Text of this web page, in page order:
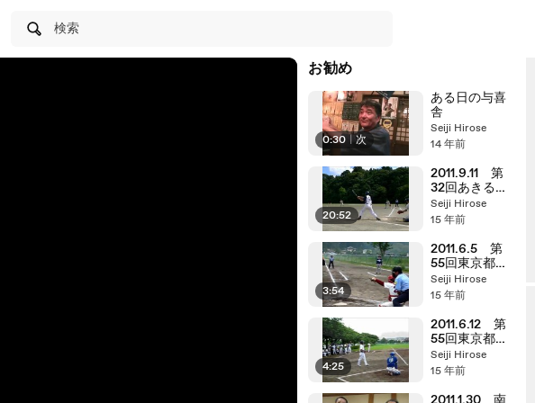
検索
お勧め
0:30 | 次
ある日の与喜
舎
Seiji Hirose
14 年前
20:52
2011.9.11 第
32回あきる野
市秋季大会
親和クラブvs
Seiji Hirose
15 年前
3:54
2011.6.5 第
55回東京都一
般社会人春季
大会 初日
Seiji Hirose
15 年前
4:25
2011.6.12 第
55回東京都一
般社会人大会
二日目
Seiji Hirose
15 年前